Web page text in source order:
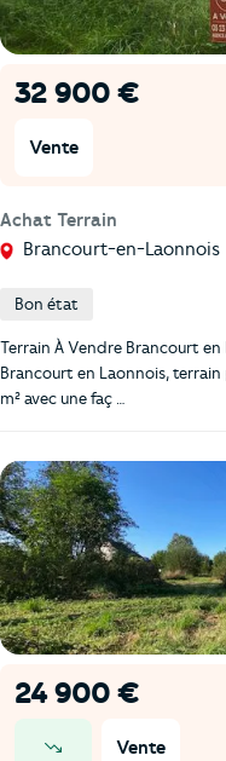
32 900 €
Vente
Achat Terrain
Brancourt-en-Laonnois
Bon état
Terrain À Vendre Brancourt
Brancourt en Laonnois,
m² avec une faç …
24 900 €
Vente